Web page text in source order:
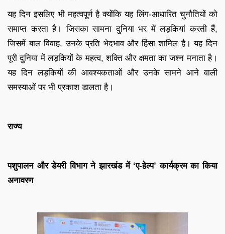
यह दिन इसलिए भी महत्वपूर्ण है क्योंकि यह लिंग-आधारित चुनौतियों को
समाप्त करता है। जिसका सामना दुनिया भर में लड़कियां करती हैं,
जिसमें बाल विवाह, उनके प्रति भेदभाव और हिंसा शामिल है। यह दिन
पूरी दुनिया में लड़कियों के महत्व, शक्ति और क्षमता का जश्न मनाता है।
यह दिन लड़कियों की आवश्यकताओं और उनके सामने आने वाली
समस्याओं पर भी प्रकाश डालता है।
राज्य
पशुपालन और डेयरी विभाग ने झारखंड में ‘ए-हेल्प’ कार्यक्रम का किया
अनावरण